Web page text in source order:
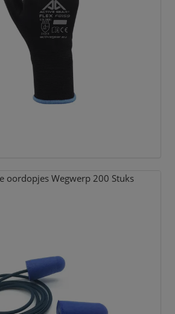
oordopjes Wegwerp 200 Stuks